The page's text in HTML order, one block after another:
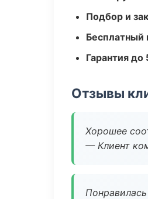
Подбор и
Бесплатный
Гарантия
Отзывы
Хорошее
— Клиент